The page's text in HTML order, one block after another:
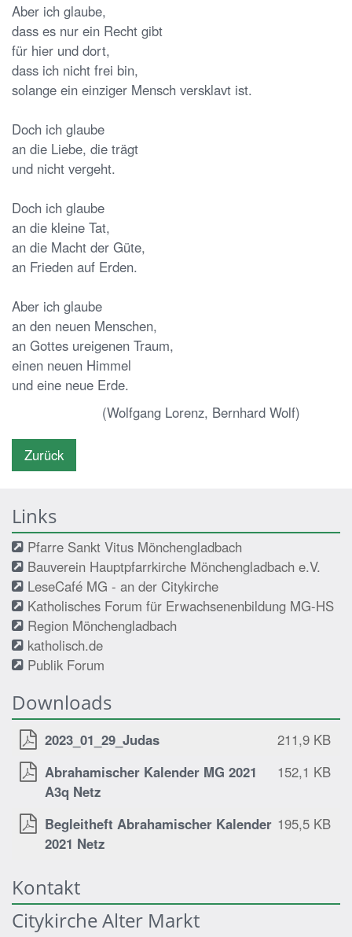
Aber ich glaube,
dass es nur ein Recht gibt
für hier und dort,
dass ich nicht frei bin,
solange ein einziger Mensch versklavt ist.
Doch ich glaube
an die Liebe, die trägt
und nicht vergeht.
Doch ich glaube
an die kleine Tat,
an die Macht der Güte,
an Frieden auf Erden.
Aber ich glaube
an den neuen Menschen,
an Gottes ureigenen Traum,
einen neuen Himmel
und eine neue Erde.
(Wolfgang Lorenz, Bernhard Wolf)
Zurück
Links
Pfarre Sankt Vitus Mönchengladbach
Bauverein Hauptpfarrkirche Mönchengladbach e.V.
LeseCafé MG - an der Citykirche
Katholisches Forum für Erwachsenenbildung MG-HS
Region Mönchengladbach
katholisch.de
Publik Forum
Downloads
2023_01_29_Judas
211,9 KB
Abrahamischer Kalender MG 2021
A3q Netz
152,1 KB
Begleitheft Abrahamischer Kalender
2021 Netz
195,5 KB
Kontakt
Citykirche Alter Markt